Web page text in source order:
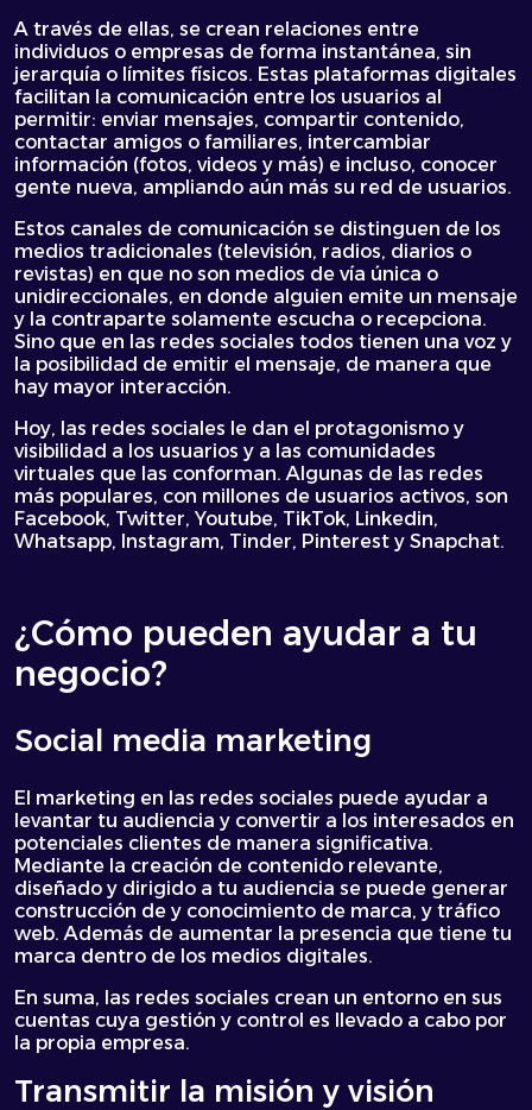
A través de ellas, se crean relaciones entre
individuos o empresas de forma instantánea, sin
jerarquía o límites físicos. Estas plataformas digitales
facilitan la comunicación entre los usuarios al
permitir: enviar mensajes, compartir contenido,
contactar amigos o familiares, intercambiar
información (fotos, videos y más) e incluso, conocer
gente nueva, ampliando aún más su red de usuarios.
Estos canales de comunicación se distinguen de los
medios tradicionales (televisión, radios, diarios o
revistas) en que no son medios de vía única o
unidireccionales, en donde alguien emite un mensaje
y la contraparte solamente escucha o recepciona.
Sino que en las redes sociales todos tienen una voz y
la posibilidad de emitir el mensaje, de manera que
hay mayor interacción.
Hoy, las redes sociales le dan el protagonismo y
visibilidad a los usuarios y a las comunidades
virtuales que las conforman. Algunas de las redes
más populares, con millones de usuarios activos, son
Facebook, Twitter, Youtube, TikTok, Linkedin,
Whatsapp, Instagram, Tinder, Pinterest y Snapchat.
¿Cómo pueden ayudar a tu
negocio?
Social media marketing
El marketing en las redes sociales puede ayudar a
levantar tu audiencia y convertir a los interesados en
potenciales clientes de manera significativa.
Mediante la creación de contenido relevante,
diseñado y dirigido a tu audiencia se puede generar
construcción de y conocimiento de marca, y tráfico
web. Además de aumentar la presencia que tiene tu
marca dentro de los medios digitales.
En suma, las redes sociales crean un entorno en sus
cuentas cuya gestión y control es llevado a cabo por
la propia empresa.
Transmitir la misión y visión